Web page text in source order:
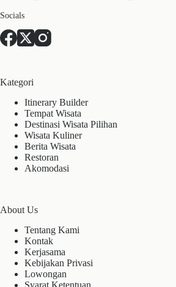
Socials
Kategori
Itinerary Builder
Tempat Wisata
Destinasi Wisata Pilihan
Wisata Kuliner
Berita Wisata
Restoran
Akomodasi
About Us
Tentang Kami
Kontak
Kerjasama
Kebijakan Privasi
Lowongan
Syarat Ketentuan